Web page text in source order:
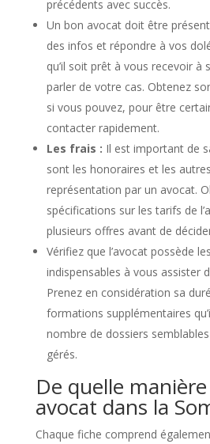
précédents avec succès.
Un bon avocat doit être
des infos et répondre à vos
qu’il soit prêt à vous recevoir à
parler de votre cas. Obtenez
si vous pouvez, pour être
contacter rapidement.
Les frais : Il est important de
sont les honoraires et les
représentation par un avocat.
spécifications sur les tarifs de
plusieurs offres avant de
Vérifiez que l’avocat possède
indispensables à vous assister
Prenez en considération sa
formations supplémentaires
nombre de dossiers
gérés.
De quelle
avocat dans la
Chaque fiche comprend